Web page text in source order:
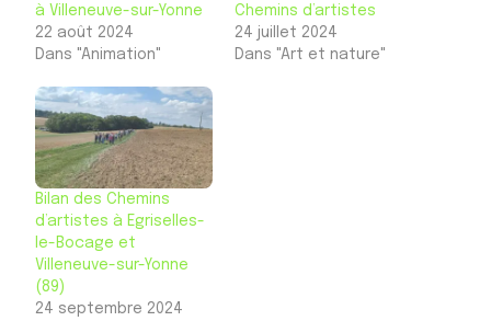
à Villeneuve-sur-Yonne
22 août 2024
Dans "Animation"
Chemins d’artistes
24 juillet 2024
Dans "Art et nature"
Bilan des Chemins
d’artistes à Egriselles-
le-Bocage et
Villeneuve-sur-Yonne
(89)
24 septembre 2024